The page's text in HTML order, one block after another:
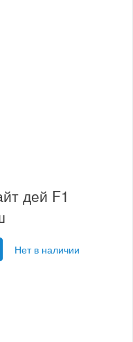
дей F1
Нет в наличии